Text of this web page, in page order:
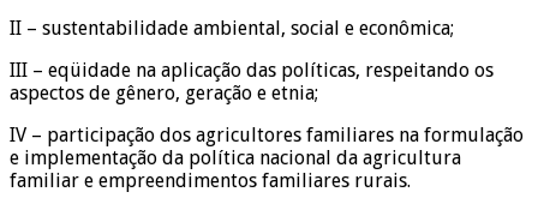
II – sustentabilidade ambiental, social e econômica;
III – eqüidade na aplicação das políticas, respeitando os
aspectos de gênero, geração e etnia;
IV – participação dos agricultores familiares na formulação
e implementação da política nacional da agricultura
familiar e empreendimentos familiares rurais.